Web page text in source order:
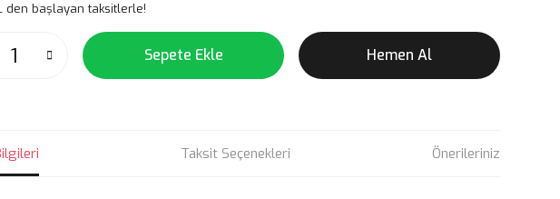
den başlayan taksitlerle!
Sepete Ekle Hemen Al
Taksit Seçenekleri Önerileriniz